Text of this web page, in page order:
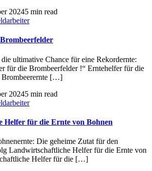
20245 min read
die ultimative Chance für eine Rekordernte:
für die Brombeerfelder !“ Erntehelfer für die
Brombeerernte […]
20245 min read
Helfer für die Ernte von Bohnen
Die geheime Zutat für den
Landwirtschaftliche Helfer für die Ernte von
Helfer für die […]